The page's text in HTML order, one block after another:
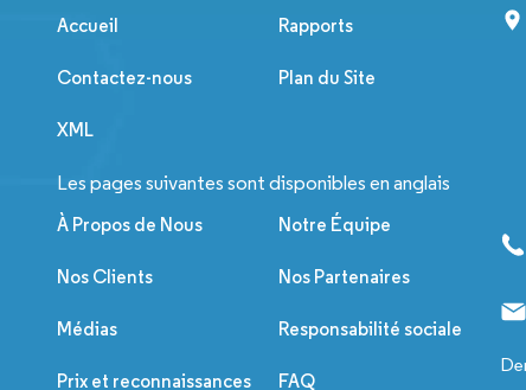
Accueil Rapports
Contactez-nous Plan du Site
XML
Les pages suivantes sont disponibles en anglais
À Propos de Nous Notre Équipe
Nos Clients Nos Partenaires
Médias Responsabilité sociale
Prix et reconnaissances FAQ